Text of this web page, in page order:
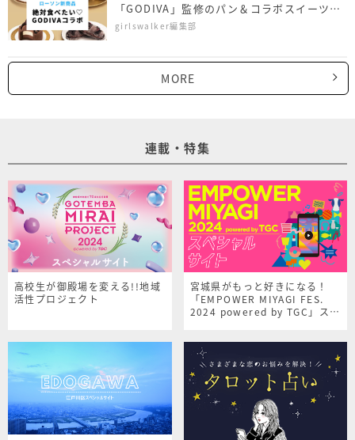
「GODIVA」監修のパン＆コラボスイーツ4
商品
girlswalker編集部
MORE
連載・特集
高校生が御殿場を変える!!地域
活性プロジェクト
宮城県がもっと好きになる！
「EMPOWER MIYAGI FES.
2024 powered by TGC」スペ